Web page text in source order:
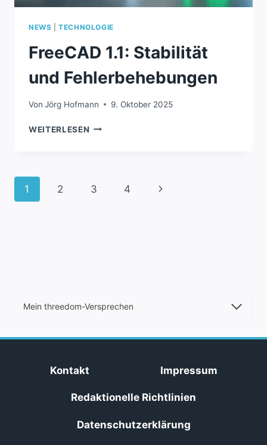
NEWS |TECHNOLOGIE
FreeCAD 1.1: Stabilität
und Fehlerbehebungen
Von Jörg Hofmann 9. Oktober 2025
WEITERLESEN FREECAD
Seitennavigation
1 2 3 4
Nächste
Mein threedom-Versprechen
Kontakt Impressum
Redaktionelle Richtlinien
Datenschutzerklärung